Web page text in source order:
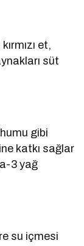
et,
süt
gibi
katkı sağlar
3 yağ
su içmesi